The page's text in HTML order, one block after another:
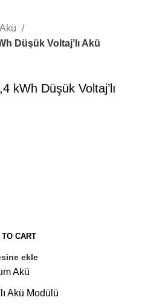
Düşük Voltaj’lı Akü
kWh Düşük Voltaj’lı
TO CART
ekle
Akü
Akü Modülü